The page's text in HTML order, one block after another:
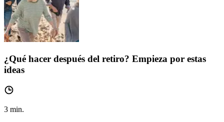
¿Qué hacer después del retiro? Empieza por estas
ideas
3 min.